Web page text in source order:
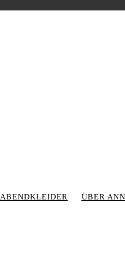
ABENDKLEIDER ÜBER